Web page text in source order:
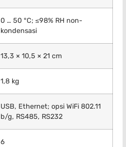
0 … 50 °C; ≤98% RH non-
kondensasi
13,3 × 10,5 × 21 cm
1,8 kg
USB, Ethernet; opsi WiFi 802.11
b/g, RS485, RS232
6